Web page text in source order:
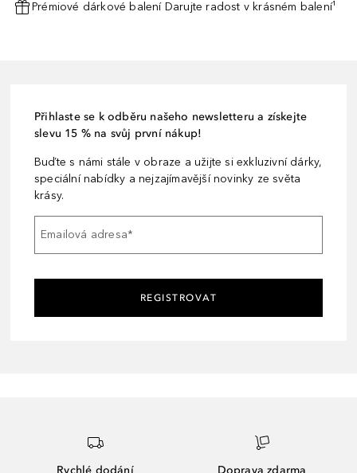
Prémiové dárkové balení Darujte radost v krásném balení¹
Přihlaste se k odběru našeho newsletteru a získejte
slevu 15 % na svůj první nákup!
Buďte s námi stále v obraze a užijte si exkluzivní dárky,
speciální nabídky a nejzajímavější novinky ze světa
krásy.
Emailová adresa*
REGISTROVAT
Rychlé dodání Doprava zdarma